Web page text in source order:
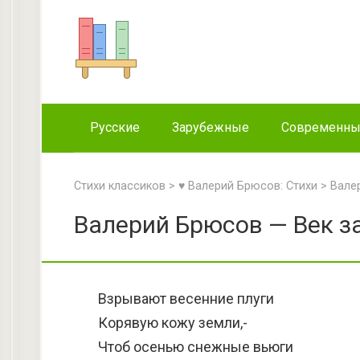
Русские Зарубежные
Стихи классиков > ♥ Валерий Брюсов: Стихи >
Валерий Брюсов — Век
Взрывают весенние плуги
Корявую кожу земли,-
Чтоб осенью снежные вьюги